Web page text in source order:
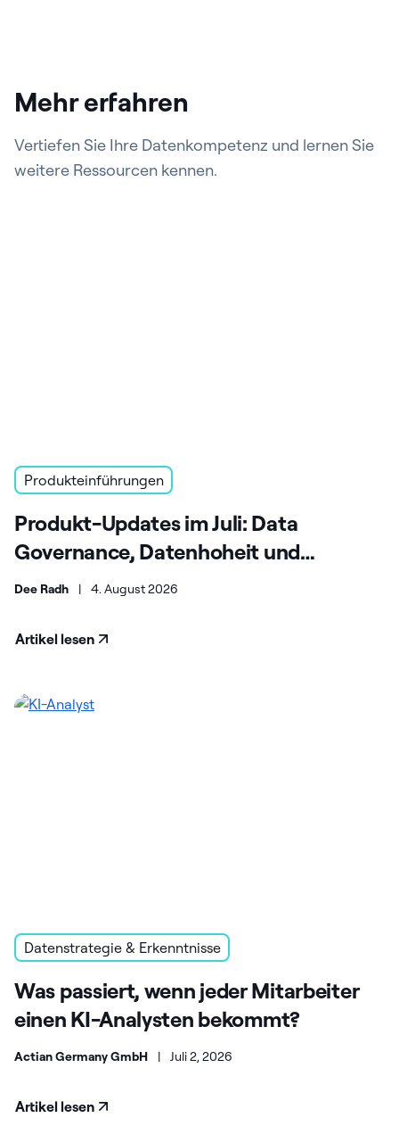
Mehr erfahren
Vertiefen Sie Ihre Datenkompetenz und lernen Sie
weitere Ressourcen kennen.
Produkteinführungen
Produkt-Updates im Juli: Data
Governance, Datenhoheit und
Skalierbarkeit in Unternehmen
Dee Radh | 4. August 2026
Artikel lesen
Datenstrategie & Erkenntnisse
Was passiert, wenn jeder Mitarbeiter
einen KI-Analysten bekommt?
Actian Germany GmbH | Juli 2, 2026
Artikel lesen